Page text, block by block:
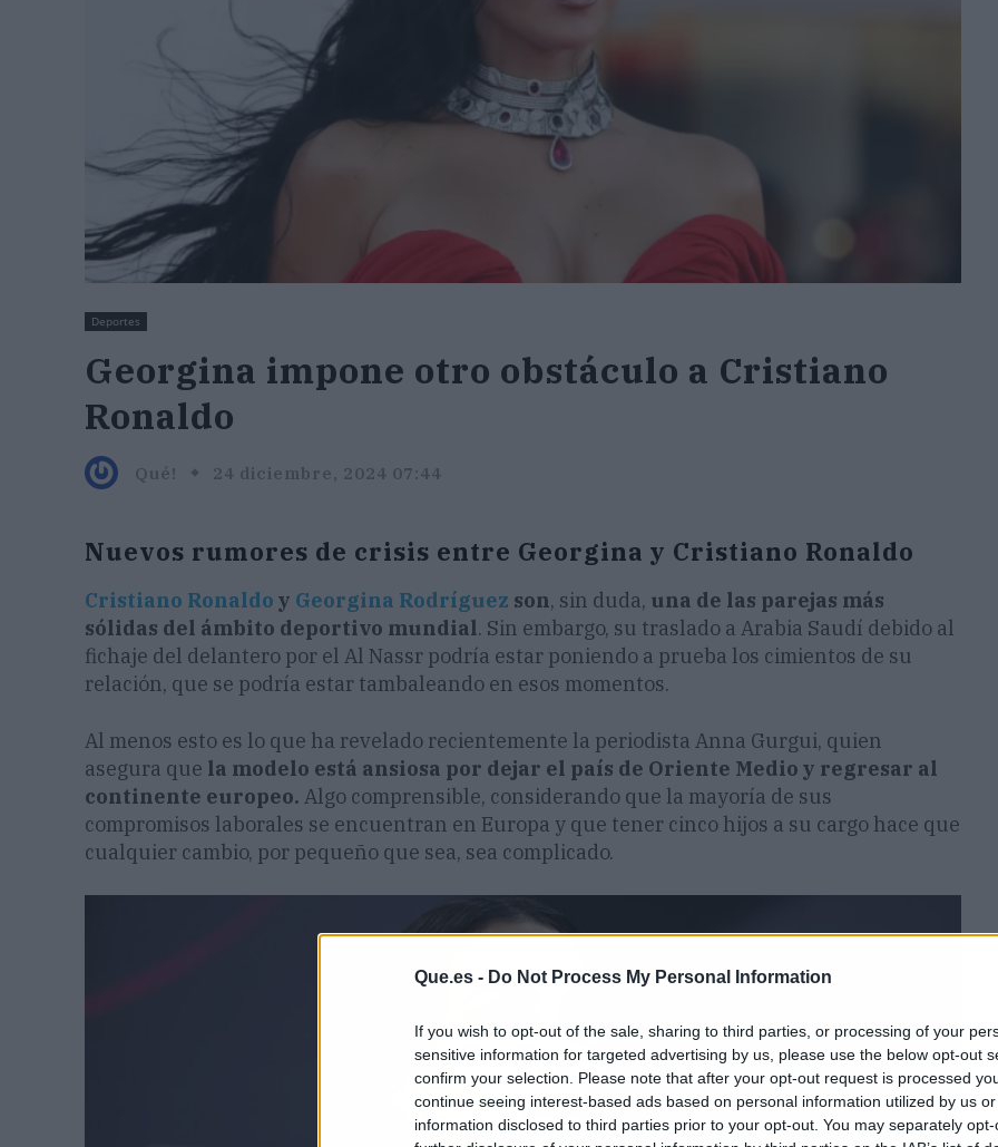
Que.es - Do Not Process My Personal Information
If you wish to opt-out of the sale, sharing to third parties, or processing of your
sensitive information for targeted advertising by us, please use the below opt-out
confirm your selection. Please note that after your opt-out request is processed
continue seeing interest-based ads based on personal information utilized by us
information disclosed to third parties prior to your opt-out. You may separately
Deportes
Georgina impone otro obstáculo a Cristiano
Ronaldo
Qué! 24 diciembre, 2024 07:44
Nuevos rumores de crisis entre Georgina y Cristiano Ronaldo
Cristiano Ronaldo y Georgina Rodríguez son, sin duda, una de las parejas más
sólidas del ámbito deportivo mundial. Sin embargo, su traslado a Arabia Saudí debido al
fichaje del delantero por el Al Nassr podría estar poniendo a prueba los cimientos de su
relación, que se podría estar tambaleando en esos momentos.
Al menos esto es lo que ha revelado recientemente la periodista Anna Gurgui, quien
asegura que la modelo está ansiosa por dejar el país de Oriente Medio y regresar al
continente europeo. Algo comprensible, considerando que la mayoría de sus
compromisos laborales se encuentran en Europa y que tener cinco hijos a su cargo hace que
cualquier cambio, por pequeño que sea, sea complicado.